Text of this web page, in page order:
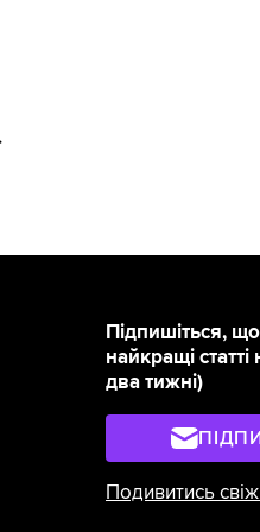
Підпишіться,
найкращі
два тижні)
Подивитись